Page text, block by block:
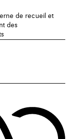
de recueil et
des